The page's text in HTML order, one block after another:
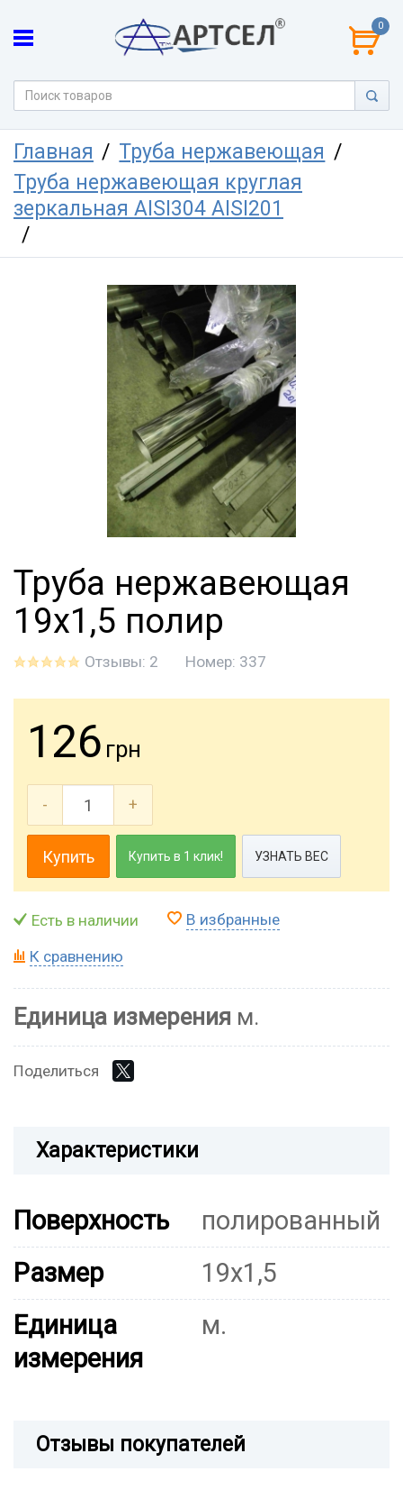
0
Главная
Труба нержавеющая
Труба нержавеющая круглая
зеркальная AISI304 AISI201
Труба нержавеющая
19х1,5 полир
Отзывы: 2 Номер: 337
126 грн
- +
Купить Купить в 1 клик! УЗНАТЬ ВЕС
Есть в наличии В избранные
К сравнению
Единица измерения м.
Поделиться
Характеристики
Поверхность
полированный
Размер
19х1,5
Единица
измерения
м.
Отзывы покупателей